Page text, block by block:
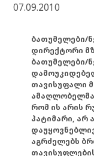
07.09.2010
ბათუმელები/
დირექტორი
ბათუმელები/
თავისუფალი
ამაღლობელმა
რომ ის არის
პატიმარი, არ
აგრძელებს